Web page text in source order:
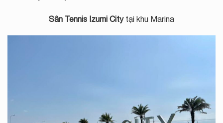
Sân Tennis Izumi Citytại khu Marina